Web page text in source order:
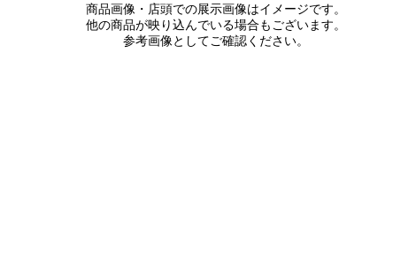
商品画像・店頭での展示画像はイメージです。
他の商品が映り込んでいる場合もございます。
参考画像としてご確認ください。